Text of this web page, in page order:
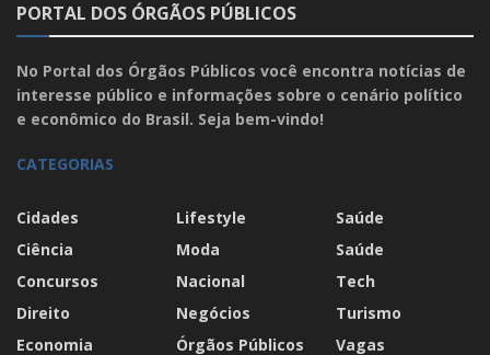
PORTAL DOS ÓRGÃOS PÚBLICOS
No Portal dos Órgãos Públicos você encontra notícias de
interesse público e informações sobre o cenário político
e econômico do Brasil. Seja bem-vindo!
CATEGORIAS
Cidades
Ciência
Concursos
Direito
Economia
Lifestyle
Moda
Nacional
Negócios
Órgãos Públicos
Saúde
Saúde
Tech
Turismo
Vagas